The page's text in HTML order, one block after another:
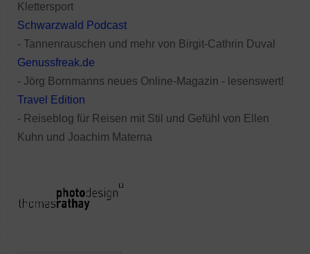
Klettersport
Schwarzwald Podcast
- Tannenrauschen und mehr von Birgit-Cathrin Duval
Genussfreak.de
- Jörg Bornmanns neues Online-Magazin - lesenswert!
Travel Edition
- Reiseblog für Reisen mit Stil und Gefühl von Ellen
Kuhn und Joachim Materna